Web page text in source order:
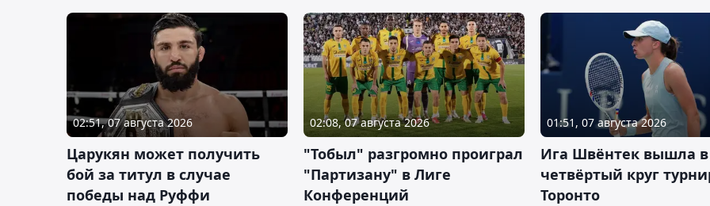
02:51, 07 августа 2026
Царукян может получить
бой за титул в случае
победы над Руффи
02:08, 07 августа 2026
"Тобыл" разгромно проиграл
"Партизану" в Лиге
Конференций
01:51, 07 августа 2026
Ига Швёнтек вышла в
четвёртый круг
Торонто